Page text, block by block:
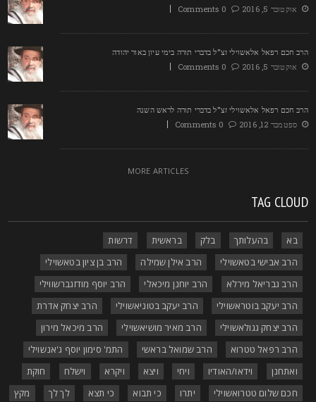
אוקטובר 5, 2016
0 Comments
חכם רפאל אלאשוילי זצ"ל בדברי תורה בימי עיון באור יהודה
אוקטובר 5, 2016
0 Comments
חכם רפאל אלאשוילי זצ"ל בדברי תורה לראש השנה
ספטמבר 12, 2016
0 Comments
MORE ARTICLES
TAG
בא בהעלותך בלק בראשית
דרשות
הרב אבישי בטאשוילי
הרב אילן שמילה
הרב בן ציון בטאשוילי
הרב גבריאל מירלא
הרב יוחנן מיכאלי
הרב יוסף מודזגברשווילי
הרב יעקב בוטראשוילי
הרב יעקב בטוניאשוילי
הרב יצחק אדרת
הרב יצחק גגולאשוילי
הרב מאיר מושיאשוילי
הרב מיכאל מירון
הרב רפאל טטרוא
הרב שמואל בראשי
התמ' סימון יוסף ג'אנשוילי
ואתחנן
וידאו/האודיו ויחי ויצא ויקרא וישלח
חוקת
חכם שלום טטרואשוילי
יתרו כי תבוא כי תצא לך לך
מקץ